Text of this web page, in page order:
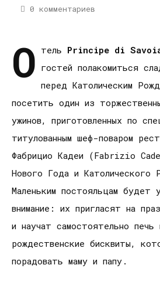
0 комментариев
О тель Principe di
гостей полакомиться
перед Католическим
посетить один из
ужинов, приготовленных по
титулованным шеф-поваром
Фабрицио Кадеи (Fabrizio
Нового Года и Католического
Маленьким постояльцам будет
внимание: их пригласят на
и научат самостоятельно печь
рождественские бисквиты,
порадовать маму и папу.